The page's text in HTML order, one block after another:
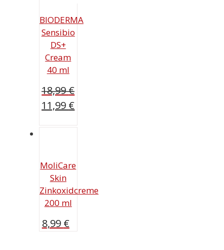
BIODERMA
Sensibio
DS+
Cream
40 ml
18,99€
Ursprünglicher
11,99 €
MoliCare
Skin
Zinkoxidcreme
200 ml
8,99 €